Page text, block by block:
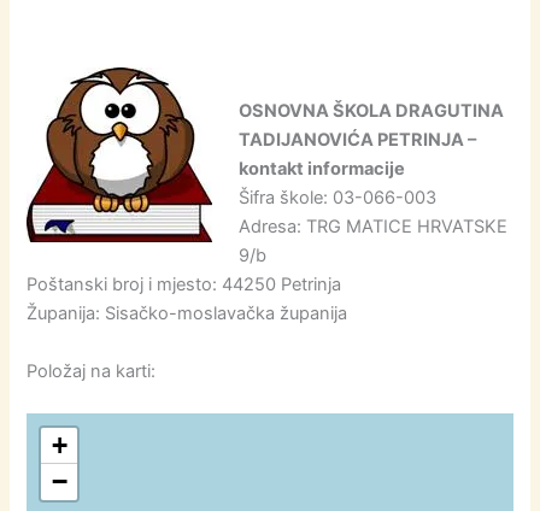
OSNOVNA ŠKOLA DRAGUTINA
TADIJANOVIĆA PETRINJA –
kontakt informacije
Šifra škole: 03-066-003
Adresa: TRG MATICE HRVATSKE
9/b
Poštanski broj i mjesto: 44250 Petrinja
Županija: Sisačko-moslavačka županija
Položaj na karti:
+
−